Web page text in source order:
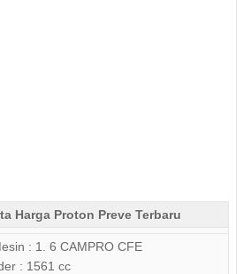
Harga Proton Preve Terbaru
: 1. 6 CAMPRO CFE
: 1561 cc